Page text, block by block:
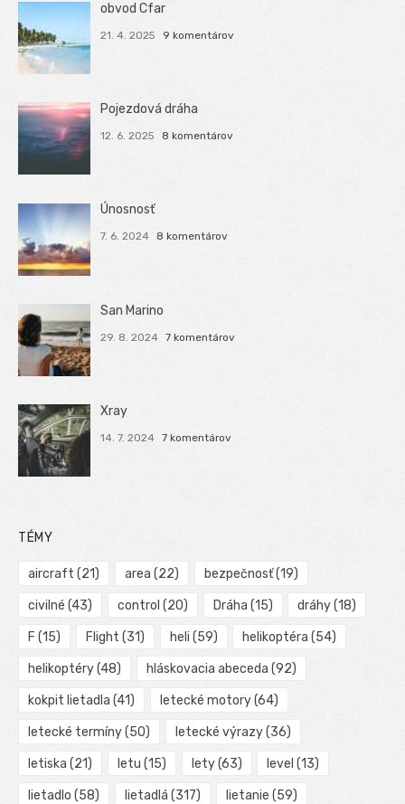
obvod Cfar
21. 4. 2025 9 komentárov
Pojezdová dráha
12. 6. 2025 8 komentárov
Únosnosť
7. 6. 2024 8 komentárov
San Marino
29. 8. 2024 7 komentárov
Xray
14. 7. 2024 7 komentárov
TÉMY
aircraft (21) area (22) bezpečnosť(19)
civilné (43) control (20) Dráha (15) dráhy(18)
F (15) Flight (31) heli (59) helikoptéra (54)
helikoptéry(48) hláskovacia abeceda (92)
kokpit lietadla (41) letecké motory(64)
letecké termíny(50) letecké výrazy(36)
letiska (21) letu (15) lety(63) level (13)
lietadlo (58) lietadlá (317) lietanie (59)